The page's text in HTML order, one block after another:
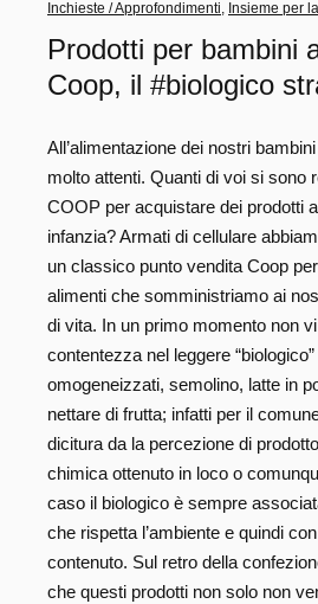
Inchieste / Approfondimenti
Insieme per
Prodotti per bambini
Coop, il #biologico
All’alimentazione dei nostri
molto attenti. Quanti di voi si sono
COOP per acquistare dei prodotti
infanzia? Armati di cellulare
un classico punto vendita Coop
alimenti che somministriamo ai
di vita. In un primo momento non
contentezza nel leggere
omogeneizzati, semolino, latte in
nettare di frutta; infatti per il
dicitura da la percezione di
chimica ottenuto in loco o
caso il biologico è sempre
che rispetta l’ambiente e quindi
contenuto. Sul retro della
che questi prodotti non solo non